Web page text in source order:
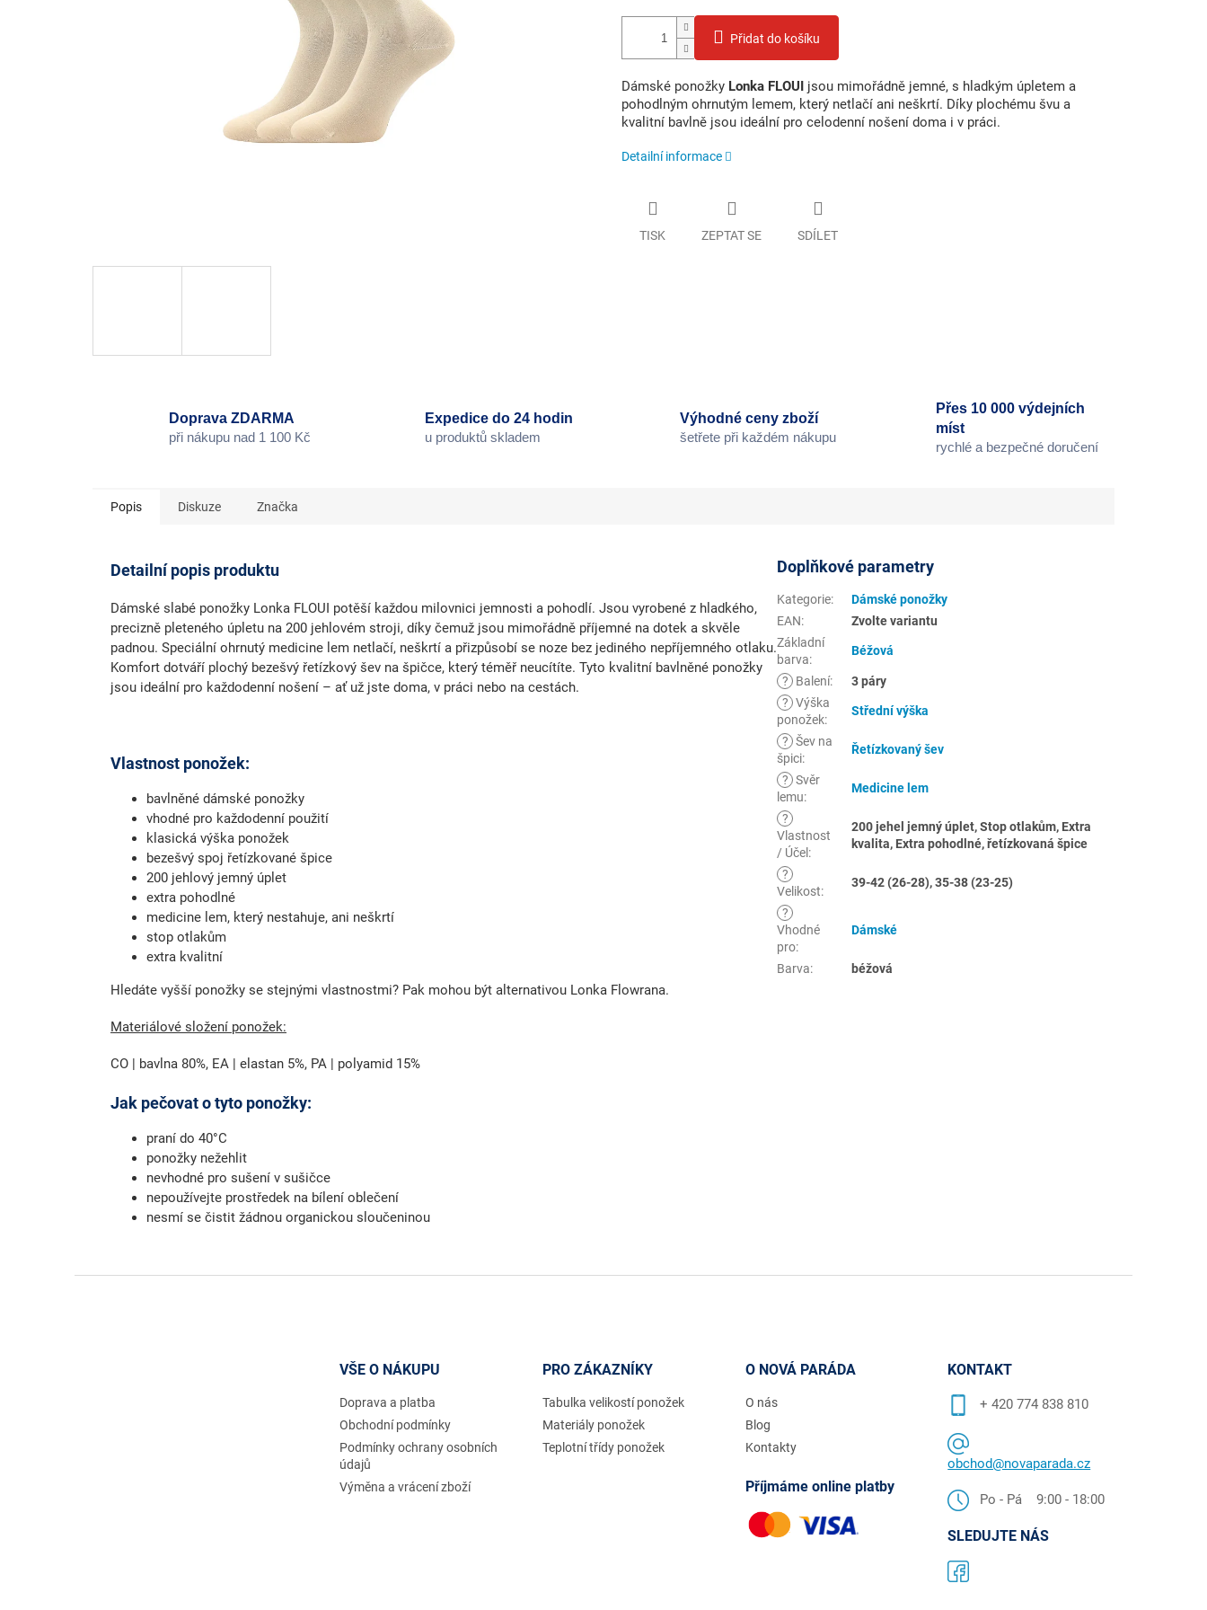
Přidat do košíku
Dámské ponožky Lonka FLOUI jsou mimořádně jemné, s hladkým úpletem a
pohodlným ohrnutým lemem, který netlačí ani neškrtí. Díky plochému švu a
kvalitní bavlně jsou ideální pro celodenní nošení doma i v práci.
Detailní informace
TISK ZEPTAT SE SDÍLET
Doprava ZDARMA
při nákupu nad 1 100 Kč
Expedice do 24 hodin
u produktů skladem
Výhodné ceny zboží
šetřete při každém nákupu
Přes 10 000 výdejních
míst
rychlé a bezpečné doručení
Popis Diskuze Značka
Detailní popis produktu
Dámské slabé ponožky Lonka FLOUI potěší každou milovnici jemnosti a pohodlí. Jsou vyrobené z hladkého,
precizně pleteného úpletu na 200 jehlovém stroji, díky čemuž jsou mimořádně příjemné na dotek a skvěle
padnou. Speciální ohrnutý medicine lem netlačí, neškrtí a přizpůsobí se noze bez jediného nepříjemného otlaku.
Komfort dotváří plochý bezešvý řetízkový šev na špičce, který téměř neucítíte. Tyto kvalitní bavlněné ponožky
jsou ideální pro každodenní nošení – ať už jste doma, v práci nebo na cestách.
Vlastnost ponožek:
bavlněné dámské ponožky
vhodné pro každodenní použití
klasická výška ponožek
bezešvý spoj řetízkované špice
200 jehlový jemný úplet
extra pohodlné
medicine lem, který nestahuje, ani neškrtí
stop otlakům
extra kvalitní
Hledáte vyšší ponožky se stejnými vlastnostmi? Pak mohou být alternativou Lonka Flowrana.
Materiálové složení ponožek:
CO | bavlna 80%, EA | elastan 5%, PA | polyamid 15%
Jak pečovat o tyto ponožky:
praní do 40°C
ponožky nežehlit
nevhodné pro sušení v sušičce
nepoužívejte prostředek na bílení oblečení
nesmí se čistit žádnou organickou sloučeninou
Doplňkové parametry
Kategorie:
Dámské ponožky
EAN:
Zvolte variantu
Základní
barva:
Béžová
? Balení:
3 páry
? Výška
ponožek:
Střední výška
? Šev na
špici:
Řetízkovaný šev
? Svěr
lemu:
Medicine lem
?
Vlastnost
/ Účel :
200 jehel jemný úplet, Stop otlakům, Extra
kvalita, Extra pohodlné, řetízkovaná špice
?
Velikost:
39-42 (26-28), 35-38 (23-25)
?
Vhodné
pro:
Dámské
Barva: béžová
VŠE O NÁKUPU
Doprava a platba
Obchodní podmínky
Podmínky ochrany osobních
údajů
Výměna a vrácení zboží
PRO ZÁKAZNÍKY
Tabulka velikostí ponožek
Materiály ponožek
Teplotní třídy ponožek
O NOVÁ PARÁDA
O nás
Blog
Kontakty
Příjmáme online platby
KONTAKT
+ 420 774 838 810
obchod@novaparada.cz
Po - Pá 9:00 - 18:00
SLEDUJTE NÁS